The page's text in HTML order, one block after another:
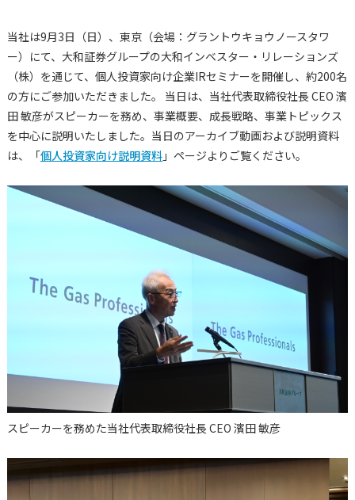
当社は9月3日（日）、東京（会場：グラントウキョウノースタワ
ー）にて、大和証券グループの大和インベスター・リレーションズ
（株）を通じて、個人投資家向け企業IRセミナーを開催し、約200名
の方にご参加いただきました。 当日は、当社代表取締役社長 CEO 濱
田 敏彦がスピーカーを務め、事業概要、成長戦略、事業トピックス
を中心に説明いたしました。当日のアーカイブ動画および説明資料
は、「個人投資家向け説明資料」ページよりご覧ください。
スピーカーを務めた当社代表取締役社長 CEO 濱田 敏彦